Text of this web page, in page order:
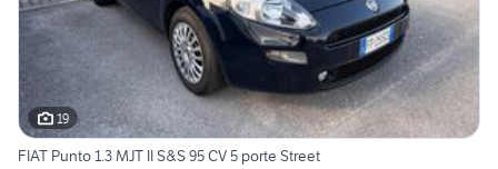
19
FIAT Punto 1.3 MJT II S&S 95 CV 5 porte Street